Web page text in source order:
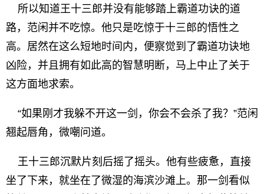
所以知道王十三郎并没有能够踏上霸道功诀的道
路，范闲并不吃惊。他只是吃惊于十三郎的悟性之
高。居然在这么短地时间内，便察觉到了霸道功诀地
凶险，并且拥有如此高的智慧明断，马上中止了关于
这方面地求索。
“如果刚才我躲不开这一剑，你会不会杀了我？”范闲
翘起唇角，微嘲问道。
王十三郎沉默片刻后摇了摇头。他有些疲惫，直接
坐了下来，就坐在了微湿的海滨沙滩上。那一剑看似